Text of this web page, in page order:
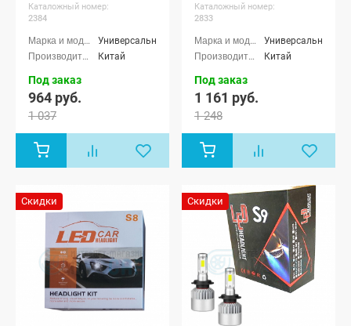
Каталожный номер:
2384
Универсальные
Китай
Под заказ
964 руб.
1 037
Каталожный номер:
2833
Универсальные
Китай
Под заказ
1 161 руб.
1 248
Скидки Скидки